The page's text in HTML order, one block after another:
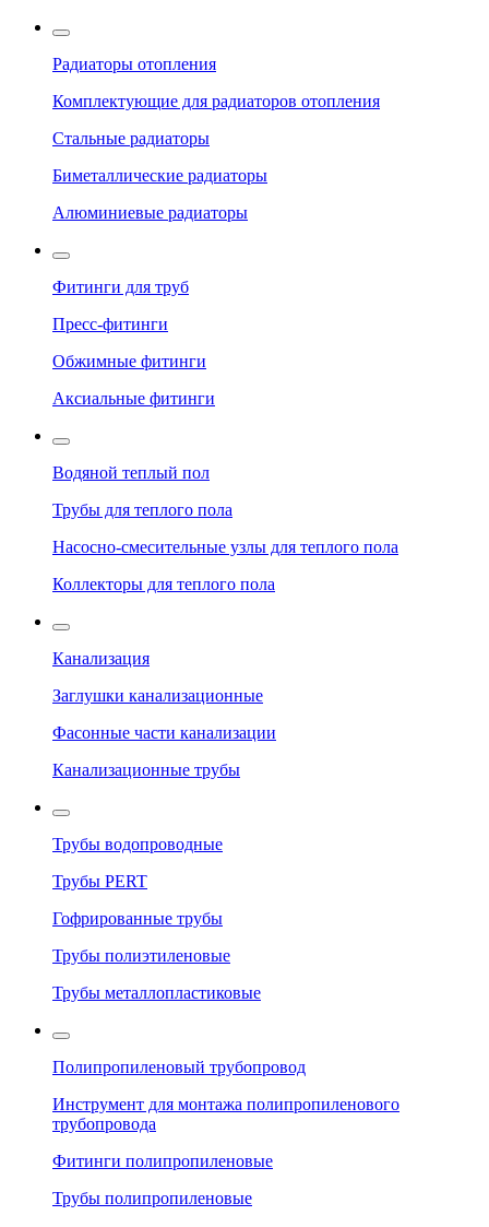
Радиаторы отопления
Комплектующие для радиаторов отопления
Стальные радиаторы
Биметаллические радиаторы
Алюминиевые радиаторы
Фитинги для труб
Пресс-фитинги
Обжимные фитинги
Аксиальные фитинги
Водяной теплый пол
Трубы для теплого пола
Насосно-смесительные узлы для теплого пола
Коллекторы для теплого пола
Канализация
Заглушки канализационные
Фасонные части канализации
Канализационные трубы
Трубы водопроводные
Трубы PERT
Гофрированные трубы
Трубы полиэтиленовые
Трубы металлопластиковые
Полипропиленовый трубопровод
Инструмент для монтажа полипропиленового
трубопровода
Фитинги полипропиленовые
Трубы полипропиленовые